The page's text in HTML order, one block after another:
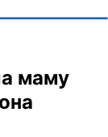
маму